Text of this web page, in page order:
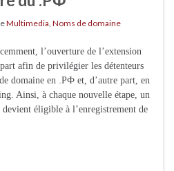
Multimedia Noms de domaine
l’ouverture de l’extension
afin de privilégier les détenteurs
domaine en .PФ et, d’autre part, en
Ainsi, à chaque nouvelle étape, un
devient éligible à l’enregistrement de